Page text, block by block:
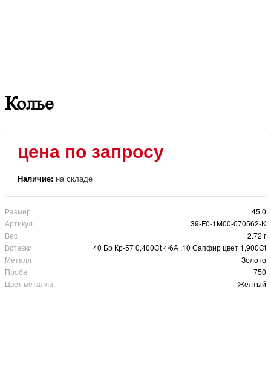
Колье
цена по запросу
Наличие: на складе
Размер
45.0
Артикул
39-F0-1M00-070562-K
Вес
2.72 г
Вставки
40 Бр Кр-57 0,400Ct 4/6А ,10 Сапфир цвет 1,900Ct
Металл
Золото
Проба
750
Цвет металла
Желтый